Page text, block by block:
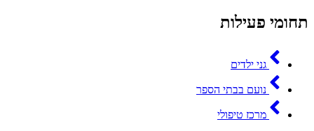
תחומי פעילות
גני ילדים
נועם בבתי הספר
מרכז טיפולי